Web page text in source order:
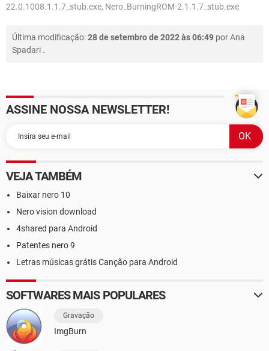
22.0.1008.1.1.7_stub.exe, Nero_BurningROM-2.1.1.7_stub.exe
Última modificação:28 de setembro de 2022 às 06:49 porAna
Spadari .
ASSINE NOSSA NEWSLETTER!
VEJA TAMBÉM
Baixar nero 10
Nero vision download
4shared para Android
Patentes nero 9
Letras músicas grátis Canção para Android
SOFTWARES MAIS POPULARES
Gravação
ImgBurn